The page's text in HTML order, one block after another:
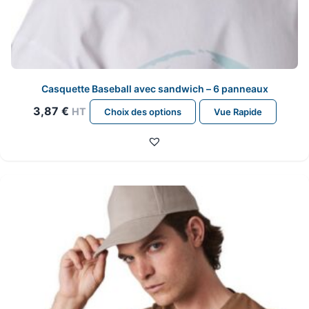
Casquette Baseball avec sandwich – 6 panneaux
3,87 € HT Choix des options
Ce
produit
options
peuvent
être
choisies
la
Vue Rapide